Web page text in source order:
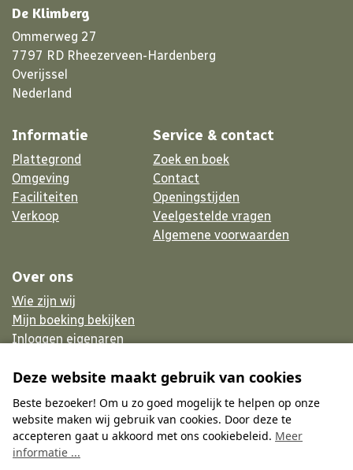
De Klimberg
Ommerweg 27
7797 RD Rheezerveen-Hardenberg
Overijssel
Nederland
Informatie
Plattegrond
Omgeving
Faciliteiten
Verkoop
Service & contact
Zoek en boek
Contact
Openingstijden
Veelgestelde vragen
Algemene voorwaarden
Over ons
Wie zijn wij
Mijn boeking bekijken
Inloggen eigenaren
Inschrijven nieuwsbrief
Deze website maakt gebruik van cookies
Beste bezoeker! Om u zo goed mogelijk te helpen op onze
website maken wij gebruik van cookies. Door deze te
accepteren gaat u akkoord met ons cookiebeleid. Meer
informatie ...